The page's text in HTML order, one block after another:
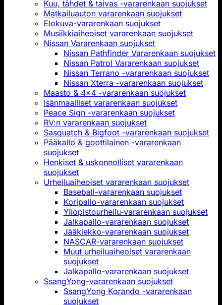
Kuu, tähdet & taivas -vararenkaan suojukset
Matkailuauton vararenkaan suojukset
Elokuva-vararenkaan suojukset
Musiikkiaiheoiset vararenkaan suojukset
Nissan Vararenkaan suojukset
Nissan Pathfinder Vararenkaan suojukset
Nissan Patrol Vararenkaan suojukset
Nissan Terrano -vararenkaan suojukset
Nissan Xterra -vararenkaan suojukset
Maasto & 4x4 -vararenkaan suojukset
Isänmaalliset vararenkaan suojukset
Peace Sign -vararenkaan suojukset
RV:n vararenkaan suojukset
Sasquatch & Bigfoot -vararenkaan suojukset
Pääkallo & goottilainen -vararenkaan
suojukset
Henkiset & uskonnolliset vararenkaan
suojukset
Urheiluaiheoiset vararenkaan suojukset
Baseball-vararenkaan suojukset
Koripallo-vararenkaan suojukset
Yliopistourheilu-vararenkaan suojukset
Jalkapallo-vararenkaan suojukset
Jääkiekko-vararenkaan suojukset
NASCAR-vararenkaan suojukset
Muut urheiluaiheoiset vararenkaan
suojukset
Jalkapallo-vararenkaan suojukset
SsangYong-vararenkaan suojukset
SsangYong Korando -vararenkaan
suojukset